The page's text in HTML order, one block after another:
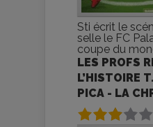
Sti écrit le
selle le FC
coupe du
LES PROFS
L’HISTOIRE
PICA - LA